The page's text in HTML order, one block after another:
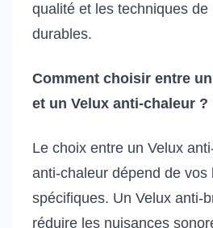
qualité et les techniques
durables.
Comment choisir entre
et un Velux anti-chaleur ?
Le choix entre un Velux
anti-chaleur dépend de vos
spécifiques. Un Velux anti-
réduire les nuisances